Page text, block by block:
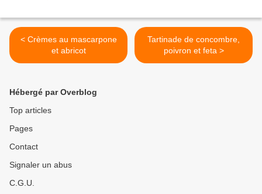
< Crèmes au mascarpone
et abricot
Tartinade de concombre,
poivron et feta >
Hébergé par Overblog
Top articles
Pages
Contact
Signaler un abus
C.G.U.